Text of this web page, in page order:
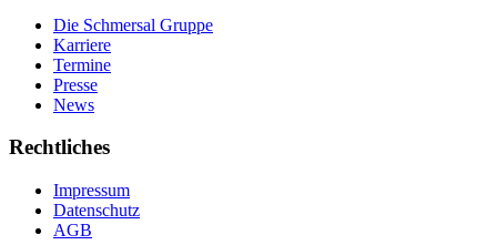
Die Schmersal Gruppe
Karriere
Termine
Presse
News
Rechtliches
Impressum
Datenschutz
AGB